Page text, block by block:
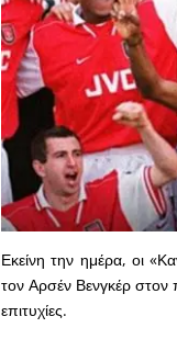
Εκείνη την ημέρα, οι
τον Αρσέν Βενγκέρ στον
επιτυχίες.